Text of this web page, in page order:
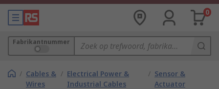
0
Fabrikantnummer
/ Cables &
Wires
/ Electrical Power &
Industrial Cables
/ Sensor &
Actuator